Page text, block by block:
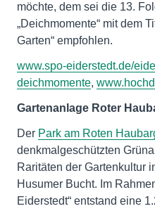
möchte, dem sei die 13.
„Deichmomente“ mit dem
Garten“ empfohlen.
www.spo-eiderstedt.de/
deichmomente,
Gartenanlage Roter
Der Park am Roten
denkmalgeschützten
Raritäten der Gartenkultur
Husumer Bucht. Im
Eiderstedt“ entstand eine